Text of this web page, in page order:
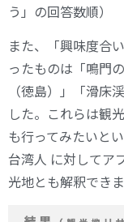
う」の回答数順）
また、「興味度合
ったものは「
（徳島）」「滑床
した。これらは観
も行ってみたいと
台湾人 に対してア
光地とも解釈できま